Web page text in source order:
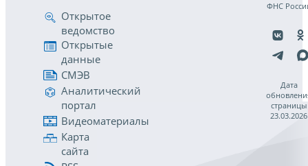
Открытое
ведомство
Открытые
данные
СМЭВ
Аналитический
портал
Видеоматериалы
Карта
сайта
ФНС
Дата
страницы
23.03.2026